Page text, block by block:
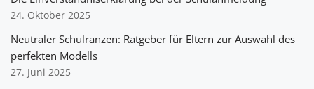
24. Oktober 2025
Neutraler Schulranzen: Ratgeber für Eltern zur Auswahl des
perfekten Modells
27. Juni 2025